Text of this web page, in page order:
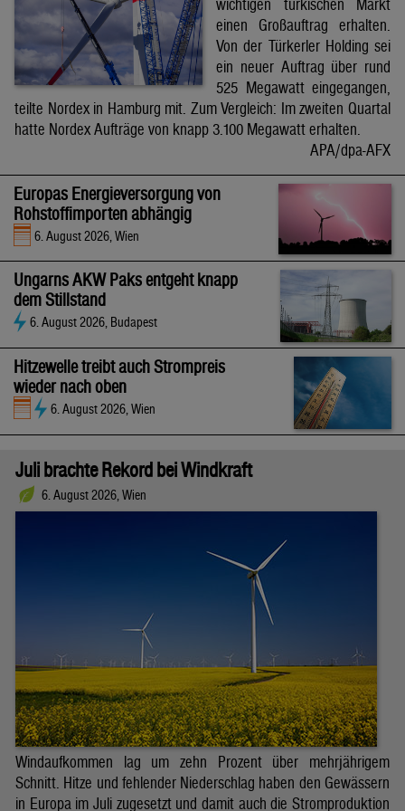
wichtigen türkischen Markt
einen Großauftrag erhalten.
Von der Türkerler Holding sei
ein neuer Auftrag über rund
525 Megawatt eingegangen,
teilte Nordex in Hamburg mit. Zum Vergleich: Im zweiten Quartal
hatte Nordex Aufträge von knapp 3.100 Megawatt erhalten.
APA/dpa-AFX
Europas Energieversorgung von
Rohstoffimporten abhängig
6. August 2026, Wien
Ungarns AKW Paks entgeht knapp
dem Stillstand
6. August 2026, Budapest
Hitzewelle treibt auch Strompreis
wieder nach oben
6. August 2026, Wien
Juli brachte Rekord bei Windkraft
6. August 2026, Wien
Windaufkommen lag um zehn Prozent über mehrjährigem
Schnitt. Hitze und fehlender Niederschlag haben den Gewässern
in Europa im Juli zugesetzt und damit auch die Stromproduktion